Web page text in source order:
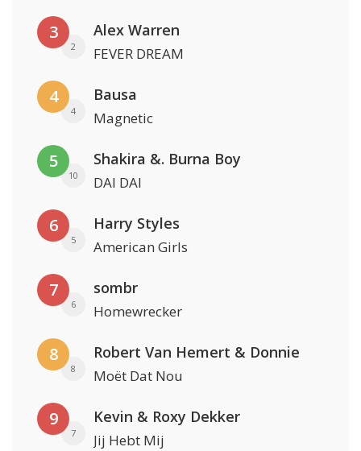
3
2
Alex Warren
FEVER DREAM
4
4
Bausa
Magnetic
5
10
Shakira &. Burna Boy
DAI DAI
6
5
Harry Styles
American Girls
7
6
sombr
Homewrecker
8
8
Robert Van Hemert & Donnie
Moët Dat Nou
9
7
Kevin & Roxy Dekker
Jij Hebt Mij